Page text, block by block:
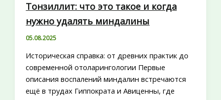
Тонзиллит: что это такое и когда
нужно удалять миндалины
05.08.2025
Историческая справка: от древних практик до
современной отоларингологии Первые
описания воспалений миндалин встречаются
ещё в трудах Гиппократа и Авиценны, где